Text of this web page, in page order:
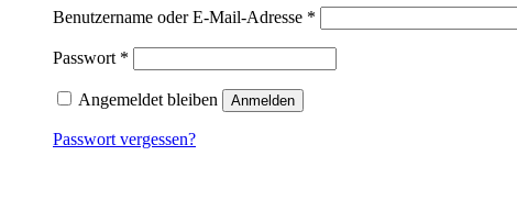
Benutzername oder E-Mail-Adresse *
Passwort *
Angemeldet bleiben Anmelden
Passwort vergessen?